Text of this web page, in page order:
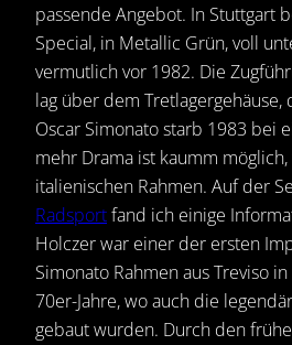
passende Angebot. In Stuttgart
Special, in Metallic Grün, voll
vermutlich vor 1982. Die
lag über dem Tretlagergehäuse,
Oscar Simonato starb 1983 bei
mehr Drama ist kaumm
italienischen Rahmen. Auf der
Radsportfand ich einige
Holczer war einer der ersten
Simonato Rahmen aus Treviso
70er-Jahre, wo auch die
gebaut wurden. Durch den